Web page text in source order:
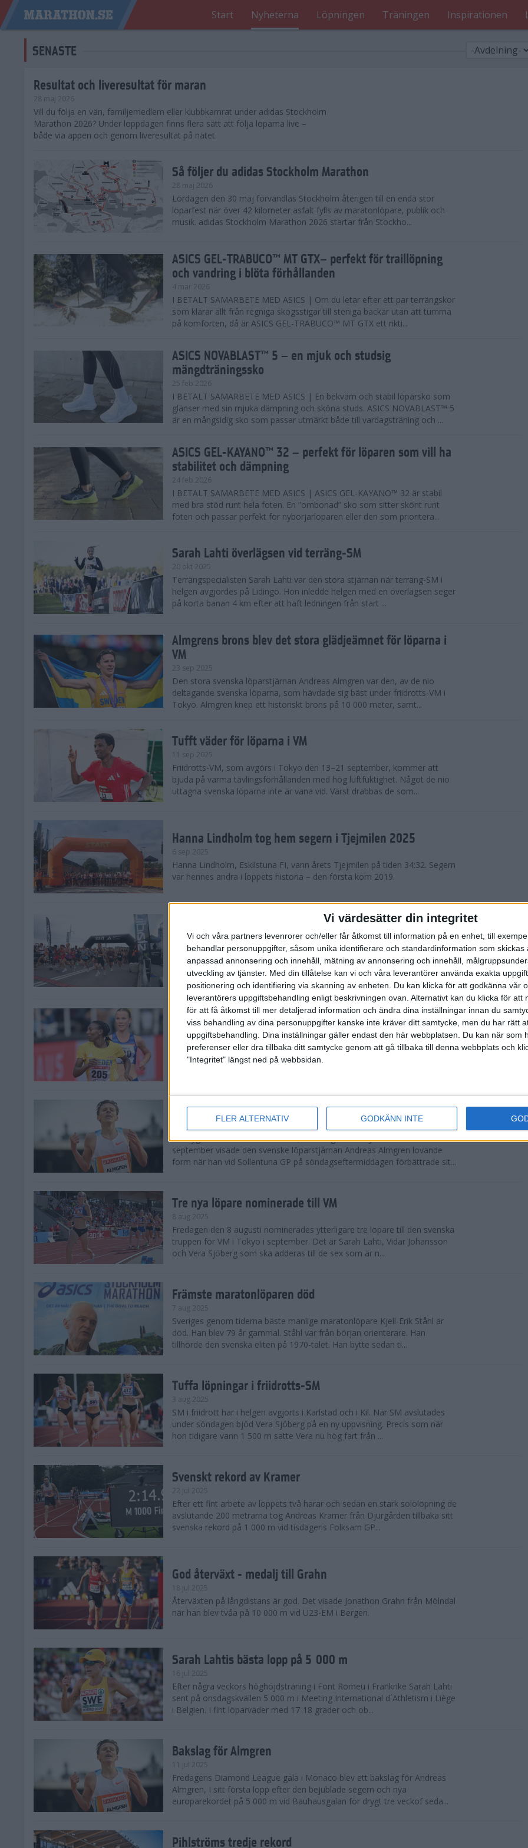
Vi värdesätter din integritet
Vi och våra partners levenrorer och/eller får åtkomst till information på en enhet, till
behandlar personuppgifter, såsom unika identifierare och standardinformation som skickas
anpassad annonsering och innehåll, mätning av annonsering och innehåll,
utveckling av tjänster. Med din tillåtelse kan vi och våra leverantörer använda exakta
positionering och identifiering via skanning av enheten. Du kan klicka för att godkänna vår
leverantörers uppgiftsbehandling enligt beskrivningen ovan. Alternativt kan du klicka för att
för att få åtkomst till mer detaljerad information och ändra dina inställningar innan du
viss behandling av dina personuppgifter kanske inte kräver ditt samtycke, men du har rätt
uppgiftsbehandling. Dina inställningar gäller endast den här webbplatsen. Du kan när som
preferenser eller dra tillbaka ditt samtycke genom att gå tillbaka till denna webbplats och
"Integritet" längst ned på webbsidan.
FLER ALTERNATIV GODKÄNN INTE
Start Nyheterna Löpningen Träningen Inspirationen
SENASTE
Resultat och liveresultat för maran
28 maj 2026
​Vill du följa en vän, familjemedlem eller klubbkamrat under adidas Stockholm
Marathon 2026? Under loppdagen finns flera sätt att följa löparna live –
både via appen och genom liveresultat på nätet.
Så följer du adidas Stockholm Marathon
28 maj 2026
Lördagen den 30 maj förvandlas Stockholm återigen till en enda stor
löparfest när över 42 kilometer asfalt fylls av maratonlöpare, publik och
musik. adidas Stockholm Marathon 2026 startar från Stockho...
ASICS GEL-TRABUCO™ MT GTX– perfekt för traillöpning
och vandring i blöta förhållanden
4 mar 2026
I BETALT SAMARBETE MED ASICS | Om du letar efter ett par terrängskor
som klarar allt från regniga skogsstigar till steniga backar utan att tumma
på komforten, då är ASICS GEL-TRABUCO™ MT GTX ett rikti...
ASICS NOVABLAST™ 5 – en mjuk och studsig
mängdträningssko
25 feb 2026
I BETALT SAMARBETE MED ASICS | En bekväm och stabil löparsko som
glänser med sin mjuka dämpning och sköna studs. ASICS NOVABLAST™ 5
är en mångsidig sko som passar utmärkt både till vardagsträning och ...
ASICS GEL-KAYANO™ 32 – perfekt för löparen som vill ha
stabilitet och dämpning
24 feb 2026
I BETALT SAMARBETE MED ASICS | ASICS GEL-KAYANO™ 32 är stabil
med bra stöd runt hela foten. En ”ombonad” sko som sitter skönt runt
foten och passar perfekt för nybörjarlöparen eller den som prioritera...
Sarah Lahti överlägsen vid terräng-SM
20 okt 2025
Terrängspecialisten Sarah Lahti var den stora stjärnan när terräng-SM i
helgen avgjordes på Lidingö. Hon inledde helgen med en överlägsen seger
på korta banan 4 km efter att haft ledningen från start ...
Almgrens brons blev det stora glädjeämnet för löparna i
VM
23 sep 2025
Den stora svenska löparstjärnan Andreas Almgren var den, av de nio
deltagande svenska löparna, som hävdade sig bäst under friidrotts-VM i
Tokyo. Almgren knep ett historiskt brons på 10 000 meter, samt...
Tufft väder för löparna i VM
11 sep 2025
Friidrotts-VM, som avgörs i Tokyo den 13–21 september, kommer att
bjuda på varma tävlingsförhållanden med hög luftfuktighet. Något de nio
uttagna svenska löparna inte är vana vid. Värst drabbas de som...
Hanna Lindholm tog hem segern i Tjejmilen 2025
6 sep 2025
Hanna Lindholm, Eskilstuna FI, vann årets Tjejmilen på tiden 34:32. Segern
var hennes andra i loppets historia – den första kom 2019.
Snabbaste segertiden på 12 år i rekordstort adidas
Stockholm Halvmaraton
30 aug 2025
Ett slutsålt och rekordstort adidas Stockholm Halvmaraton avgjordes i
nästintill perfekt löparväder. 18 grader, mulet och väldigt lite vind. Totalt
var 19,866 löpare anmälda, varav 15,807 kom till sta...
Löparna viktiga när Sverige vann Finnkampen
26 aug 2025
Den hundrade upplagan av Finnkampen, världens äldsta och största
landskamp i friidrott, avgjordes inför fullsatta läktare på Stockholms
Svenskt rekord när Almgren testade VM-formen
En dryg månad före friidrotts-VM, som avgörs i Tokyo den 13-21
september visade den svenske löparstjärnan Andreas Almgren lovande
form när han vid Sollentuna GP på söndagseftermiddagen förbättrade sit...
Tre nya löpare nominerade till VM
8 aug 2025
Fredagen den 8 augusti nominerades ytterligare tre löpare till den svenska
truppen för VM i Tokyo i september. Det är Sarah Lahti, Vidar Johansson
och Vera Sjöberg som ska adderas till de sex som är n...
Främste maratonlöparen död
7 aug 2025
Sveriges genom tiderna bäste manlige maratonlöpare Kjell-Erik Ståhl är
död. Han blev 79 år gammal. Ståhl var från början orienterare. Han
tillhörde den svenska eliten på 1970-talet. Han bytte sedan ti...
Tuffa löpningar i friidrotts-SM
3 aug 2025
SM i friidrott har i helgen avgjorts i Karlstad och i Kil. När SM avslutades
under söndagen bjöd Vera Sjöberg på en ny uppvisning. Precis som när
hon tidigare vann 1 500 m satte Vera nu hög fart från ...
Svenskt rekord av Kramer
22 jul 2025
Efter ett fint arbete av loppets två harar och sedan en stark sololöpning de
avslutande 200 metrarna tog Andreas Kramer från Djurgården tillbaka sitt
svenska rekord på 1 000 m vid tisdagens Folksam GP...
God återväxt - medalj till Grahn
18 jul 2025
Återväxten på långdistans är god. Det visade Jonathon Grahn från Mölndal
när han blev tvåa på 10 000 m vid U23-EM i Bergen.
Sarah Lahtis bästa lopp på 5 000 m
16 jul 2025
Efter några veckors höghöjdsträning i Font Romeu i Frankrike Sarah Lahti
sent på onsdagskvällen 5 000 m i Meeting International d´Athletism i Liège
i Belgien. I fint löparväder med 17-18 grader och ob...
Bakslag för Almgren
11 jul 2025
Fredagens Diamond League gala i Monaco blev ett bakslag för Andreas
Almgren, I sitt första lopp efter den bejublade segern och nya
europarekordet på 5 000 m vid Bauhausgalan för drygt tre veckof seda...
Pihlströms tredje rekord